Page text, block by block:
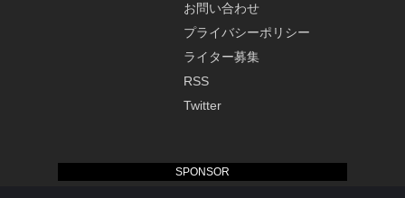
SPONSOR
お問い合わせ
プライバシーポリシー
ライター募集
RSS
Twitter